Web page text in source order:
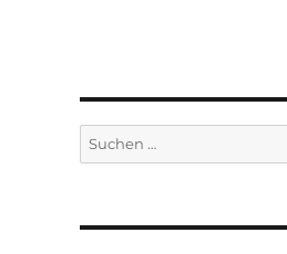
Suchen
nach: